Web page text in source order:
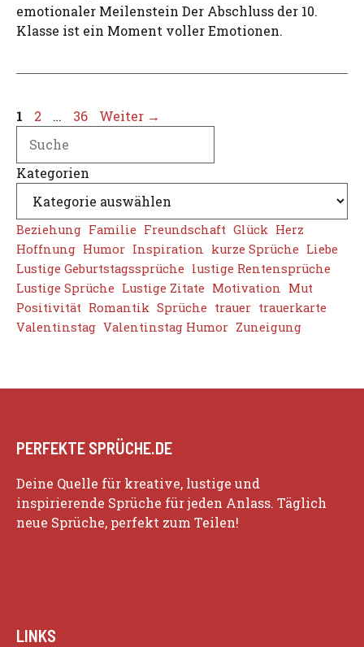
emotionaler Meilenstein Der Abschluss der 10.
Klasse ist ein Moment voller Emotionen.
Seite
1 Seite
2 … Seite
36 Weiter →
Search
Kategorien
Beziehung Familie Freundschaft Glück Herz
Hoffnung Humor Inspiration kurze Sprüche Liebe
Lustige Geburtstagssprüche lustige Rentensprüche
Lustige Sprüche Lustige Zitate Motivation Mut
Positivität Romantik Sprüche trauer trauerkarte
Valentinstag Valentinstag Humor Zuneigung
PERFEKTE SPRÜCHE.DE
Deine Quelle für kreative, lustige und
inspirierende Sprüche für jeden Anlass. Täglich
neue Sprüche, perfekt zum Teilen!
LINKS